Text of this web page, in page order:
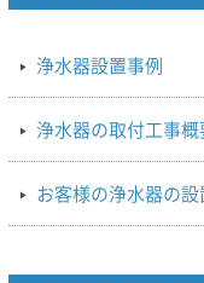
浄水器設置事例
浄水器の取付工事概
お客様の浄水器の